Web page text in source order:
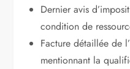
Dernier avis
condition de
Facture détaillée de
mentionnant la